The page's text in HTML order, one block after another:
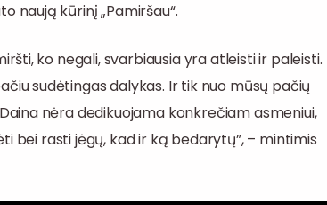
naują kūrinį „Pamiršau“.
ko negali, svarbiausia yra atleisti ir paleisti.
sudėtingas dalykas. Ir tik nuo mūsų pačių
nėra dedikuojama konkrečiam asmeniui,
bei rasti jėgų, kad ir ką bedarytų”, – mintimis